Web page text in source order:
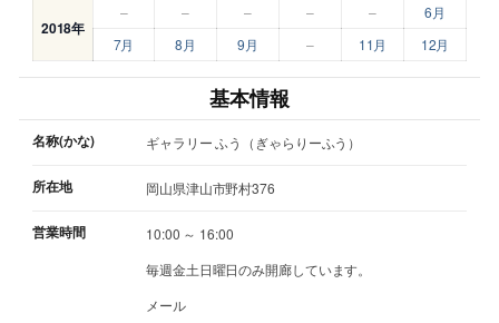
2018年
– – – – –
6月
7月
8月 9月 – 11月 12月
基本情報
名称(かな) ギャラリー ふう（ぎゃらりーふう）
所在地 岡山県津山市野村376
営業時間
10:00 ～ 16:00
毎週金土日曜日のみ開廊しています。
メール